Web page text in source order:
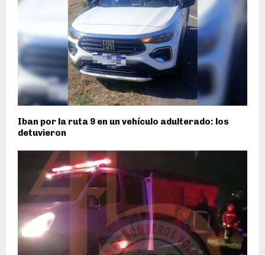
Iban por la ruta 9 en un vehículo adulterado: los
detuvieron